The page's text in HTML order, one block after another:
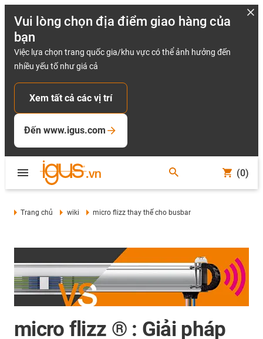
Vui lòng chọn địa điểm giao hàng của
bạn
Việc lựa chọn trang quốc gia/khu vực có thể ảnh hưởng đến
nhiều yếu tố như giá cả
Xem tất cả các vị trí
Đến www.igus.com
(0)
Trang chủ wiki micro flizz thay thế cho busbar
micro flizz ® : Giải pháp